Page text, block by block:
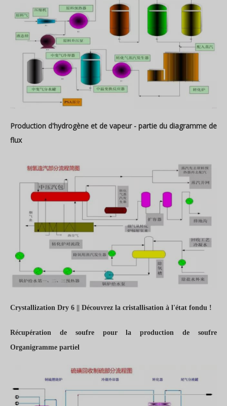
Production d'hydrogène et de vapeur - partie du diagramme de
flux
Crystallization Dry 6 || Découvrez la cristallisation à l'état fondu !
Récupération de soufre pour la production de soufre
Organigramme partiel